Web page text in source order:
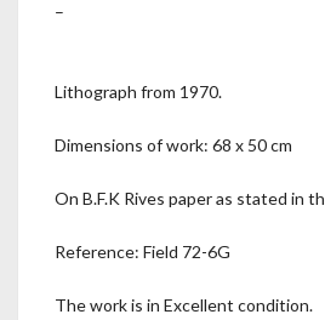
–
Lithograph from 1970.
Dimensions of work: 68 x 50 cm
On B.F.K Rives paper as stated in
Reference: Field 72-6G
The work is in Excellent condition.